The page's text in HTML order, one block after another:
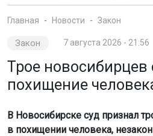
Главная Новости Закон
Закон 7 августа 2026 - 21:56
Трое
похищение
В Новосибирске суд признал
в похищении человека,